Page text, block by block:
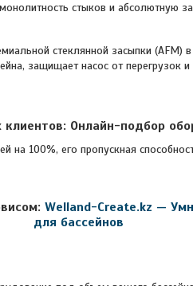
монолитность стыков и абсолютную
стеклянной засыпки (AFM) в
защищает насос от перегрузок
клиентов: Онлайн-подбор
100%, его пропускная
Welland-Create.kz —
для бассейнов